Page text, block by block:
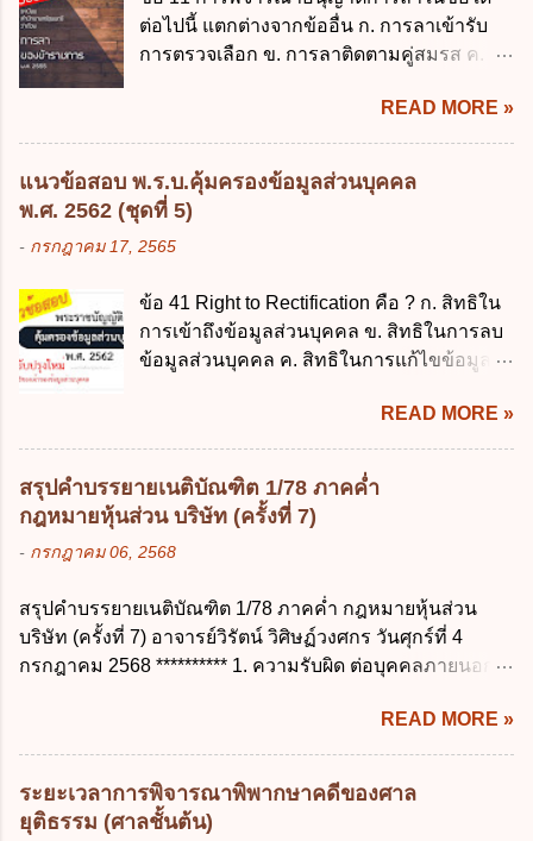
ราชบัญญัติคุ้มครองข้อมูลส่วนบุคคล พ.ศ.
2562 ก. นายกรัฐมนตรี ข. รัฐมนตรีว่าการ
ราชการ พ.ศ. 2562 ออกโดยอาศัยกฎหมาย
แม่บทใด ก. พระราชบัญญัติวิธีการงบ
ประมาณ พ.ศ. 2561 ข. พระราชบัญญัติวินัย
บัญญัติเงินคงคลัง พ.ศ. 2491 ง. ระเบียบ
กระทรวงการคลัง ว่าด้วยการเบิกเงินจากคลัง
การรับเงิน การจ่ายเงิน การเก็บรักษาเงิน และ
การนำเงินส่งคลัง พ.ศ. 2562 ข้อ 3 ส่วน
สำรองจ่ายได้แห่งละไม่เกินเท่าใร ก. 100,000
บาท ข. 50,000 บาท ค. 30,000 บาท ง. 10,000
บาท ข้อ 4 ดอกเบี้ยที่เกิดจากการนำเงินทดรอง
ราชการจำนวนที่เกินกว่า...
ต่อไปนี้ แตกต่างจากข้ออื่น ก. การลาเข้ารับ
การตรวจเลือก ข. การลาติดตามคู่สมรส ค.
ปฏิบัติการวิจัย หรือดูงาน ข้อ 12 ข้อใด ไม่ ถูก
ต้องเกี่ยวกับการลาไปช่วยเหลือภริยาที่คลอด
บุตร ก. ต้องเป็นภริยาโดยชอบด้วยกฎหมาย ข.
ลาได้เพียงครั้งเดียว ค. ต้องลาภายใน 90 วัน
นับแต่วันที่คลอดบุตร ง. ลาได้ครั้งหนึ่งติดต่อ
กันไม่เกิน 15 วันทำการ ข้อ 13 สิทธิลากิจส่วน
เกิน 90 วัน ข. ลาต่อเนื่องจากการคลอดบุตรได้
ไม่เกิน 90 วันทำการ ค. ลาได้ไม่เกิน 120 วัน
ง. ลาต่อเนื่องจากการคลอดบุตรได้ไม่เกิน 150
รัฐมนตรี ว่าด้วยการลาของข้าราชการ พ.ศ.
2555 กำหนดให้ข้าราชการที่รับราชการติดต่อ
กันมาแล้วไม่น้อยกว่า 10 ปี มีสิทธินำวันลาพัก
ผ่อนสะสมรวมกับวันลาพักผ่อนในปีปัจจุบันได้
15 การลาติดตามคู่สมรส ต้องมีระยะเวลาไม่
เกินกำหนดในข้อใดเพื่อมิให้มีผลเป็นการลา
ออกจากราชการ ก. ไม่เกิน 2 ปี ข. ไม่เกิน 3...
READ MORE »
แนวข้อสอบ พ.ร.บ.คุ้มครองข้อมูลส่วนบุคคล
พ.ศ. 2562 (ชุดที่ 5)
- กรกฎาคม 17, 2565
ข้อ 41 Right to Rectification คือ ? ก. สิทธิใน
การเข้าถึงข้อมูลส่วนบุคคล ข. สิทธิในการลบ
ข้อมูลส่วนบุคคล ค. สิทธิในการแก้ไขข้อมูล
การประมวลผลข้อมูลส่วนบุคคล ข้อ 42 ผู้
ควบคุมข้อมูลส่วนบุคคลต้องแก้ไขข้อมูลส่วน
บุคคลตามหลักการข้อใด ก. ถูกต้อง เป็น
ปัจจุบัน ข. สมบูรณ์ ค. ไม่ก่อให้เกิดความ
เข้าใจผิด ง. ถูกทุกข้อ ข้อ 43 มาตรการทาง
กฎหมายคุ้มครองข้อมูลส่วนบุคคล ในกรณีผู้
ข้อมูลส่วนบุคคลให้ถูกต้อง ก. ร้องทุกข์ ข. ร้อง
เรียน ค. อุทธรณ์ ง. ฟ้องร้อง ข้อ 44 หลักการ
สำคัญของสิทธิในการลบข้อมูลส่วนบุคคล คือ
ลบข้อมูลส่วนบุคคล ข. ขอให้ทำลายข้อมูล
ส่วนบุคคล ค. ทำให้ข้อมูลส่วนบุคคลไม่
สามารถระบุถึงตนได้ ง. ถูกทุกข้อ ข้อ 45
เงื่อนไข ในการใช้สิทธิลบข้อมูลส่วนบุคคล ข้อ
READ MORE »
สรุปคำบรรยายเนติบัณฑิต 1/78 ภาคค่ำ
กฎหมายหุ้นส่วน บริษัท (ครั้งที่ 7)
- กรกฎาคม 06, 2568
สรุปคำบรรยายเนติบัณฑิต 1/78 ภาคค่ำ กฎหมายหุ้นส่วน
บริษัท (ครั้งที่ 7) อาจารย์วิรัตน์ วิศิษฏ์วงศกร วันศุกร์ที่ 4
กรกฎาคม 2568 ********** 1. ความรับผิด ต่อบุคคลภายนอก
คนใดคนหนึ่งได้จัดทำไปในทางที่เป็น ธรรมดาการค้าขาย
ของห้างหุ้นส่วน ม.1050 , 1025 โดยพิจารณาตามสภาพแห่ง
กิจการ การงานของห้าง และประเพณีทางการค้า -หุ้นส่วน
ต้องจัดการในนามของห้าง ไม่ว่าจะมีมูลเหตุจูงใจเพราะทุจริต
หรือมีอำนาจจัดการหรือไม่ก็ตาม จึงเป็นไปตามหลักกฎหมาย
READ MORE »
ระยะเวลาการพิจารณาพิพากษาคดีของศาล
ยุติธรรม (ศาลชั้นต้น)